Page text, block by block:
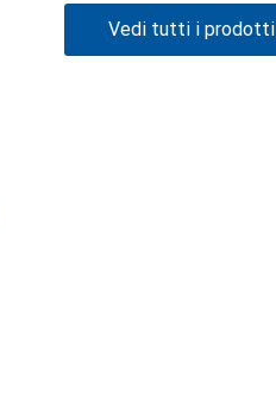
Vedi tutti i prodotti